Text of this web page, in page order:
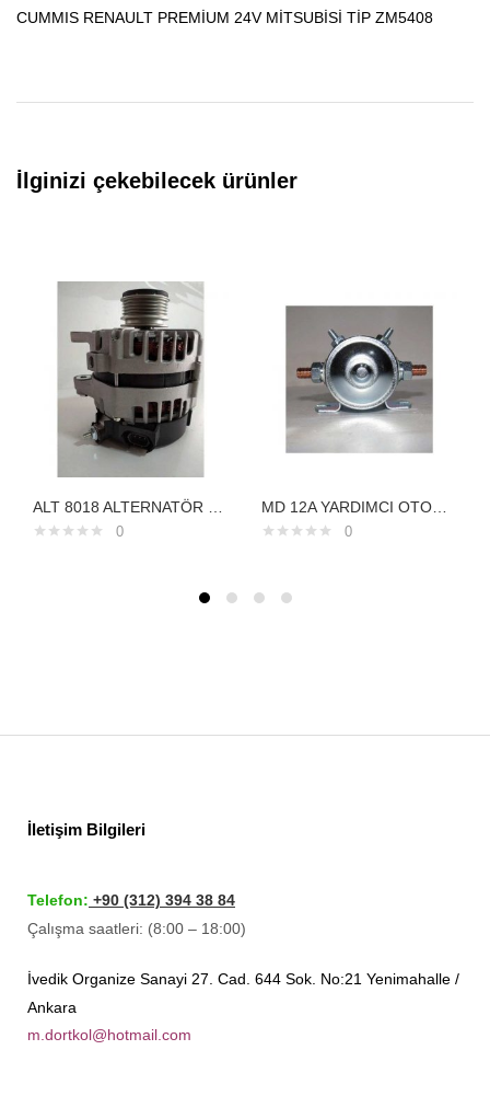
CUMMIS RENAULT PREMİUM 24V MİTSUBİSİ TİP ZM5408
İlginizi çekebilecek ürünler
0 0
İletişim Bilgileri
Telefon: +90 (312) 394 38 84
Çalışma saatleri: (8:00 – 18:00)
İvedik Organize Sanayi 27. Cad. 644 Sok. No:21 Yenimahalle /
Ankara
m.dortkol@hotmail.com